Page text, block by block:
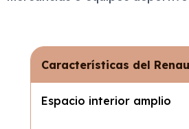
Características del
Espacio interior amplio